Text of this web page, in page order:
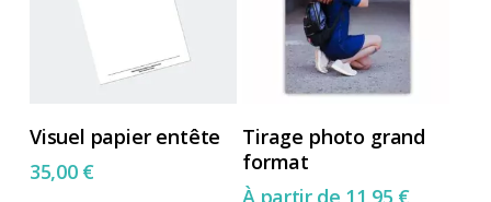
Ajouter Au Panier
Visuel papier entête
35,00 €
Choix Des Options
produit
a
Tirage photo grand
format
À partir de 11,95 €